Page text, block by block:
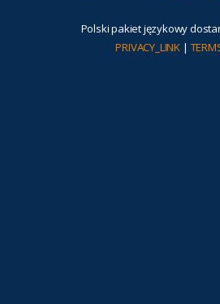
Polski pakiet językowy
PRIVACY_LINK |